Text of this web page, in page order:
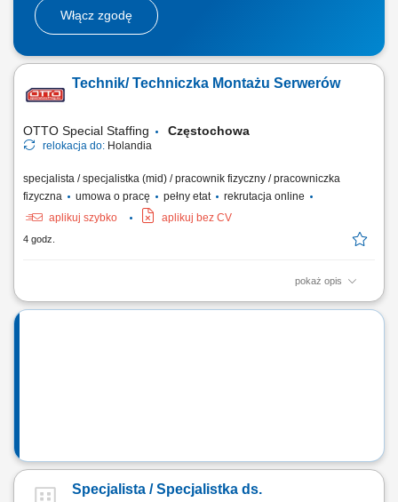
Włącz zgodę
Technik/ Techniczka Montażu Serwerów
OTTO Special Staffing Częstochowa
relokacja do: Holandia
specjalista / specjalistka (mid) / pracownik fizyczny / pracowniczka
fizyczna
umowa o pracę pełny etat
rekrutacja online
aplikuj szybko
aplikuj bez CV
4 godz.
pokaż opis
Opis stanowiska: składanie i przygotowywanie serwerów oraz urządzeń
Specjalista / Specjalistka ds.